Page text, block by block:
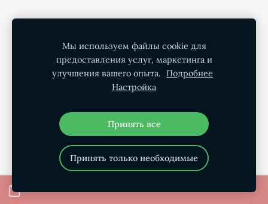
Мы используем файлы cookie для
предоставления услуг, маркетинга и
улучшения вашего опыта.
Подробнее
Настройка
Принять все
Принять только необходимые